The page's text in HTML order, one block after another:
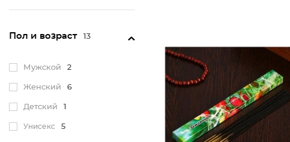
Пол и возраст 13
Мужской 2
Женский 6
Детский 1
Унисекс 5